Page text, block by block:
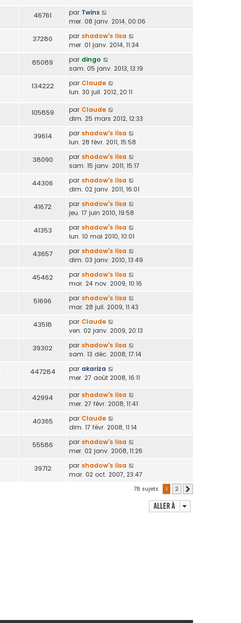
46761 par Twinx
mer. 08 janv. 2014, 00:06
37280 par shadow's lisa
mer. 01 janv. 2014, 11:34
85089 par dingo
sam. 05 janv. 2013, 13:19
134222 par Claude
lun. 30 juil. 2012, 20:11
105859 par Claude
dim. 25 mars 2012, 12:33
39614 par shadow's lisa
lun. 28 févr. 2011, 15:58
38090 par shadow's lisa
sam. 15 janv. 2011, 15:17
44306 par shadow's lisa
dim. 02 janv. 2011, 16:01
41672 par shadow's lisa
jeu. 17 juin 2010, 19:58
41353 par shadow's lisa
lun. 10 mai 2010, 10:01
43657 par shadow's lisa
dim. 03 janv. 2010, 13:49
45462 par shadow's lisa
mar. 24 nov. 2009, 10:16
51696 par shadow's lisa
mar. 28 juil. 2009, 11:43
43518 par Claude
ven. 02 janv. 2009, 20:13
39302 par shadow's lisa
sam. 13 déc. 2008, 17:14
447284 par akariza
mer. 27 août 2008, 16:11
42994 par shadow's lisa
mer. 27 févr. 2008, 11:41
40365 par Claude
dim. 17 févr. 2008, 11:14
55586 par shadow's lisa
mer. 02 janv. 2008, 11:26
39712 par shadow's lisa
mar. 02 oct. 2007, 23:47
78 sujets 1 2
Aller à